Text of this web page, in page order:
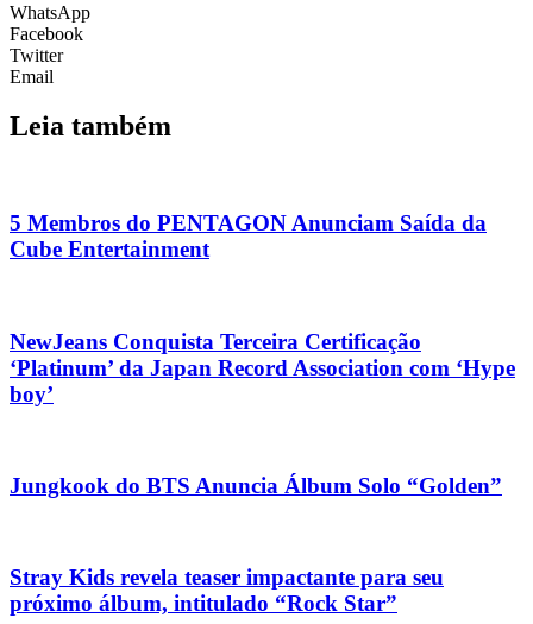
WhatsApp
Facebook
Twitter
Email
Leia também
5 Membros do PENTAGON Anunciam Saída da
Cube Entertainment
NewJeans Conquista Terceira Certificação
‘Platinum’ da Japan Record Association com ‘Hype
boy’
Jungkook do BTS Anuncia Álbum Solo “Golden”
Stray Kids revela teaser impactante para seu
próximo álbum, intitulado “Rock Star”